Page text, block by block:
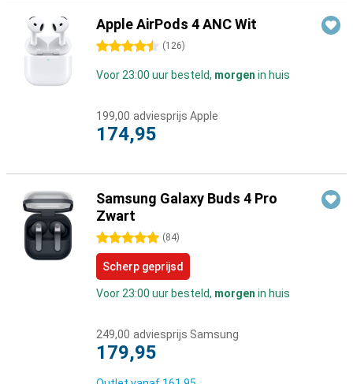
Apple AirPods 4 ANC Wit
4.5 sterren (126)
Voor 23:00 uur besteld, morgen in huis
199,00 adviesprijs Apple
174,95
Samsung Galaxy Buds 4 Pro
Zwart
5 sterren (84)
Scherp geprijsd
Voor 23:00 uur besteld, morgen in huis
249,00 adviesprijs Samsung
179,95